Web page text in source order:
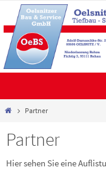
Inhalt
springen
StartPartner
Partner
Hier sehen Sie eine